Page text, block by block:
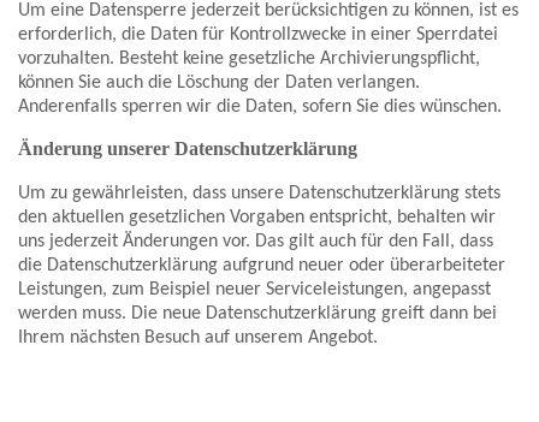
Um eine Datensperre jederzeit berücksichtigen zu können, ist es
erforderlich, die Daten für Kontrollzwecke in einer Sperrdatei
vorzuhalten. Besteht keine gesetzliche Archivierungspflicht,
können Sie auch die Löschung der Daten verlangen.
Anderenfalls sperren wir die Daten, sofern Sie dies wünschen.
Änderung unserer Datenschutzerklärung
Um zu gewährleisten, dass unsere Datenschutzerklärung stets
den aktuellen gesetzlichen Vorgaben entspricht, behalten wir
uns jederzeit Änderungen vor. Das gilt auch für den Fall, dass
die Datenschutzerklärung aufgrund neuer oder überarbeiteter
Leistungen, zum Beispiel neuer Serviceleistungen, angepasst
werden muss. Die neue Datenschutzerklärung greift dann bei
Ihrem nächsten Besuch auf unserem Angebot.